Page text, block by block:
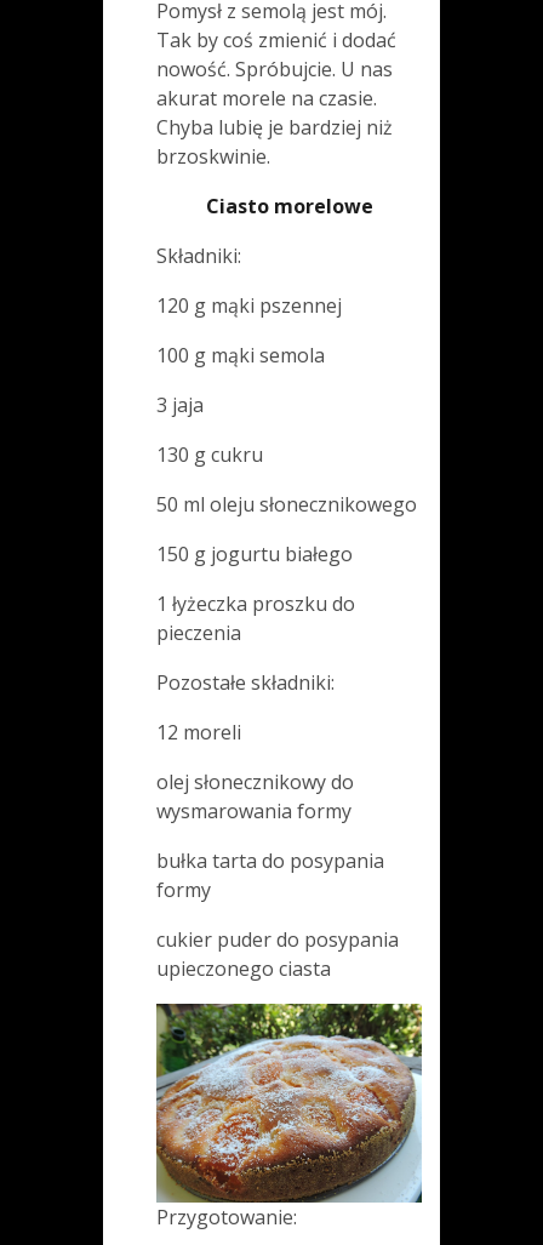
Pomysł z semolą jest mój.
Tak by coś zmienić i dodać
nowość. Spróbujcie. U nas
akurat morele na czasie.
Chyba lubię je bardziej niż
brzoskwinie.
Ciasto morelowe
Składniki:
120 g mąki pszennej
100 g mąki semola
3 jaja
130 g cukru
50 ml oleju słonecznikowego
150 g jogurtu białego
1 łyżeczka proszku do
pieczenia
Pozostałe składniki:
12 moreli
olej słonecznikowy do
wysmarowania formy
bułka tarta do posypania
formy
cukier puder do posypania
upieczonego ciasta
Przygotowanie: